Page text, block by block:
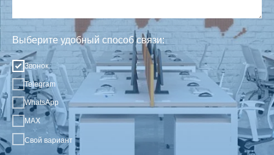
Выберите удобный способ связи:
Звонок
Telegram
WhatsApp
MAX
Свой вариант